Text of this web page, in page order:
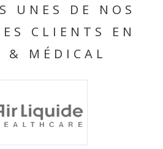
UNES DE NOS
CLIENTS EN
& MÉDICAL